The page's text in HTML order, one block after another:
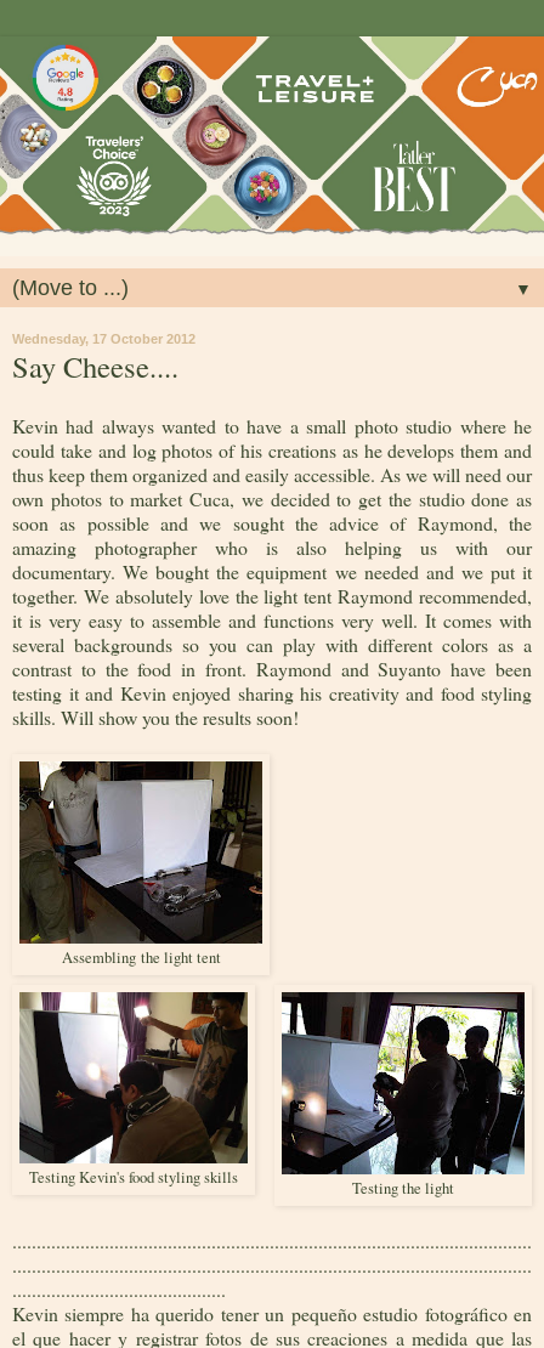
▼
Wednesday, 17 October 2012
Say Cheese....
Kevin had always wanted to have a small photo studio where he
could take and log photos of his creations as he develops them and
thus keep them organized and easily accessible. As we will need our
own photos to market Cuca, we decided to get the studio done as
soon as possible and we sought the advice of Raymond, the
amazing photographer who is also helping us with our
documentary. We bought the equipment we needed and we put it
together. We absolutely love the light tent Raymond recommended,
it is very easy to assemble and functions very well. It comes with
several backgrounds so you can play with different colors as a
contrast to the food in front. Raymond and Suyanto have been
testing it and Kevin enjoyed sharing his creativity and food styling
skills. Will show you the results soon!
Assembling the light tent
Testing the light
Testing Kevin's food styling skills
...........................................................................................................
...........................................................................................................
............................................
Kevin siempre ha querido tener un pequeño estudio fotográfico en
el que hacer y registrar fotos de sus creaciones a medida que las